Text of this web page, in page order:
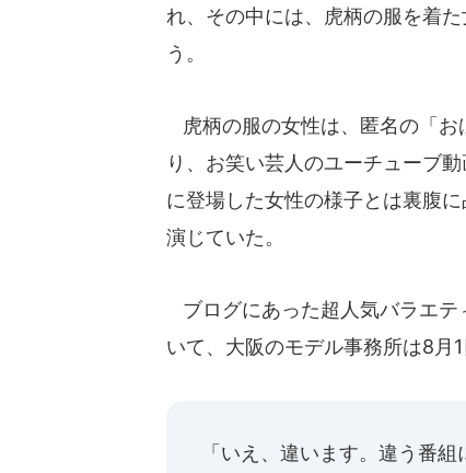
れ、その中には、虎柄の服を着
う。
虎柄の服の女性は、匿名の「お
り、お笑い芸人のユーチューブ
に登場した女性の様子とは裏腹
演じていた。
ブログにあった超人気バラエテ
いて、大阪のモデル事務所は8月
「いえ、違います。違う番